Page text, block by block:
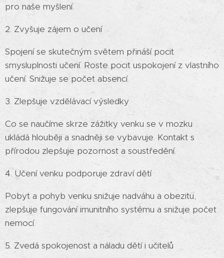
pro naše myšlení.
2. Zvyšuje zájem o učení
Spojení se skutečným světem přináší pocit
smysluplnosti učení. Roste pocit uspokojení z vlastního
učení. Snižuje se počet absencí.
3. Zlepšuje vzdělávací výsledky
Co se naučíme skrze zážitky venku se v mozku
ukládá hlouběji a snadněji se vybavuje. Kontakt s
přírodou zlepšuje pozornost a soustředění.
4. Učení venku podporuje zdraví dětí
Pobyt a pohyb venku snižuje nadváhu a obezitu,
zlepšuje fungování imunitního systému a snižuje počet
nemocí.
5. Zvedá spokojenost a náladu dětí i učitelů